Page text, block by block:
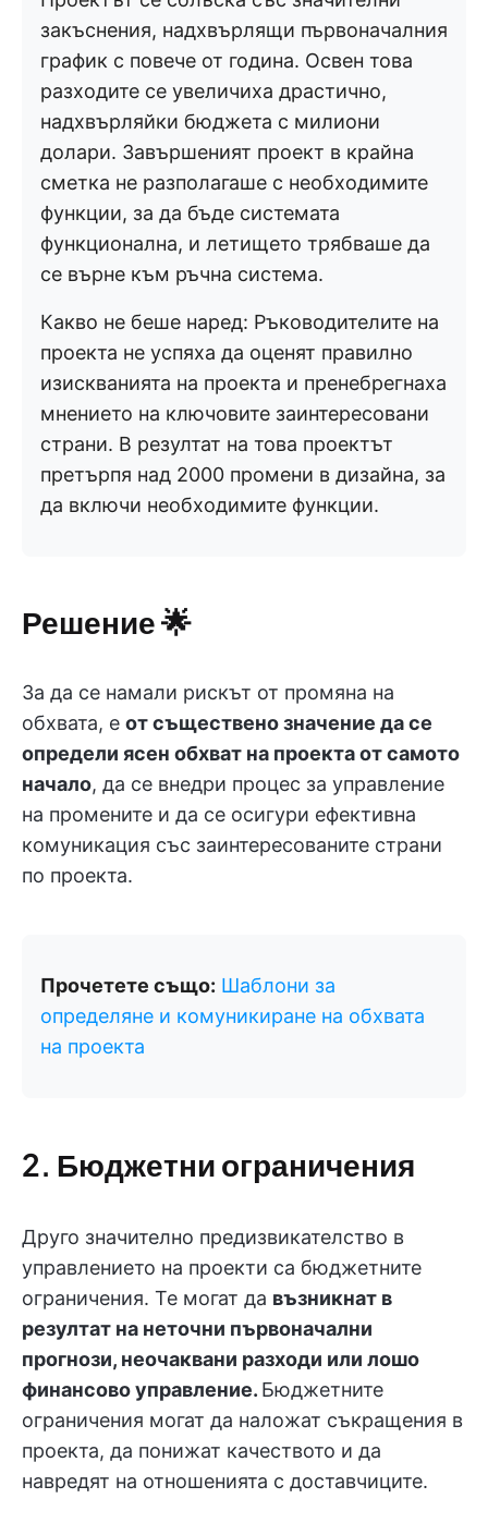
закъснения, надхвърлящи първоначалния
график с повече от година. Освен това
разходите се увеличиха драстично,
надхвърляйки бюджета с милиони
долари. Завършеният проект в крайна
сметка не разполагаше с необходимите
функции, за да бъде системата
функционална, и летището трябваше да
се върне към ръчна система.
Какво не беше наред: Ръководителите на
проекта не успяха да оценят правилно
изискванията на проекта и пренебрегнаха
мнението на ключовите заинтересовани
страни. В резултат на това проектът
претърпя над 2000 промени в дизайна, за
да включи необходимите функции.
Решение🌟
За да се намали рискът от промяна на
обхвата, е от съществено значение да се
определи ясен обхват на проекта от самото
начало, да се внедри процес за управление
на промените и да се осигури ефективна
комуникация със заинтересованите страни
по проекта.
Прочетете също: Шаблони за
определяне и комуникиране на обхвата
на проекта
2. Бюджетни ограничения
Друго значително предизвикателство в
управлението на проекти са бюджетните
ограничения. Те могат да възникнат в
резултат на неточни първоначални
прогнози, неочаквани разходи или лошо
финансово управление. Бюджетните
ограничения могат да наложат съкращения в
проекта, да понижат качеството и да
навредят на отношенията с доставчиците.